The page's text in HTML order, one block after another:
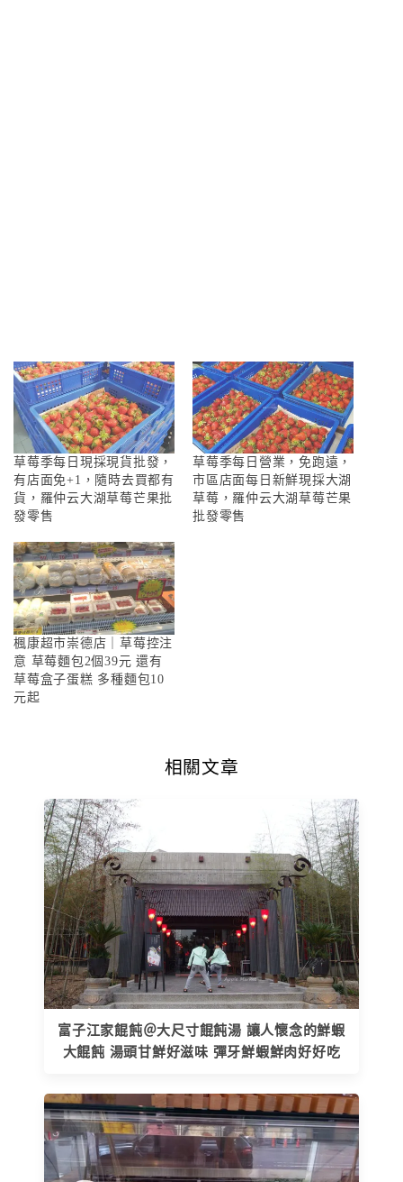
草莓季每日現採現貨批發，
有店面免+1，隨時去買都有
貨，羅仲云大湖草莓芒果批
發零售
草莓季每日營業，免跑遠，
市區店面每日新鮮現採大湖
草莓，羅仲云大湖草莓芒果
批發零售
楓康超市崇德店｜草莓控注
意 草莓麵包2個39元 還有
草莓盒子蛋糕 多種麵包10
元起
相關文章
富子江家餛飩＠大尺寸餛飩湯 讓人懷念的鮮蝦
大餛飩 湯頭甘鮮好滋味 彈牙鮮蝦鮮肉好好吃